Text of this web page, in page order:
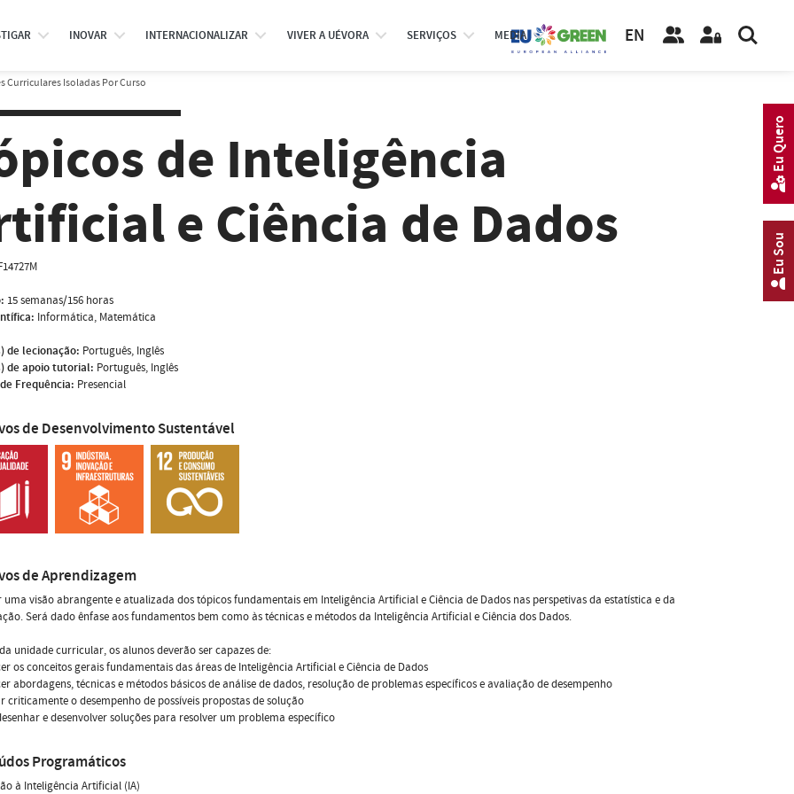
INOVAR INTERNACIONALIZAR VIVER A UÉVORA SERVIÇOS MEDIA EN
Curriculares Isoladas Por Curso
de Inteligência
e Ciência de Dados
15 semanas/156 horas
Informática, Matemática
de lecionação: Português, Inglês
de apoio tutorial: Português, Inglês
Frequência: Presencial
de Desenvolvimento Sustentável
de Aprendizagem
uma visão abrangente e atualizada dos tópicos fundamentais em Inteligência Artificial e Ciência de Dados nas perspetivas da estatística e da
Será dado ênfase aos fundamentos bem como às técnicas e métodos da Inteligência Artificial e Ciência dos Dados.
unidade curricular, os alunos deverão ser capazes de:
os conceitos gerais fundamentais das áreas de Inteligência Artificial e Ciência de Dados
abordagens, técnicas e métodos básicos de análise de dados, resolução de problemas específicos e avaliação de desempenho
criticamente o desempenho de possíveis propostas de solução
e desenvolver soluções para resolver um problema específico
Programáticos
à Inteligência Artificial (IA)
Eu Sou
Eu Quero